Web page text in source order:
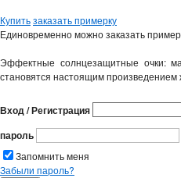
Купитьзаказать примерку
Единовременно можно заказать
Эффектные солнцезащитные очки:
становятся настоящим произведением
Вход / Регистрация
пароль
Запомнить меня
Забыли пароль?